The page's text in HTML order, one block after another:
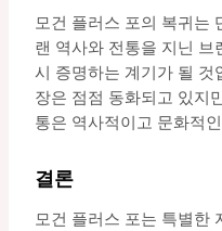
모건 플러스 포의 복귀는
랜 역사와 전통을 지닌
시 증명하는 계기가 될 것
장은 점점 동화되고 있지
통은 역사적이고 문화적
결론
모건 플러스 포는 특별한